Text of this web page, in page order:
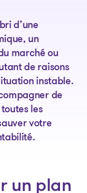
d’une
un
marché ou
de raisons
instable.
de
les
votre
un plan